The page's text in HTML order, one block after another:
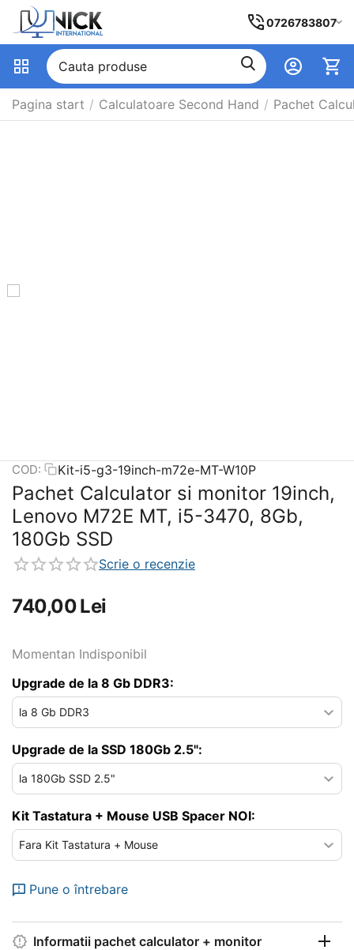
0726783807
Pagina start / Calculatoare Second Hand / Pachet
COD: Kit-i5-g3-19inch-m72e-MT-W10P
Pachet Calculator si monitor 19inch,
Lenovo M72E MT, i5-3470, 8Gb,
180Gb SSD
Scrie o recenzie
740,00Lei
Momentan Indisponibil
Upgrade de la 8 Gb DDR3:
Upgrade de la SSD 180Gb 2.5":
Kit Tastatura + Mouse USB Spacer NOI:
Pune o întrebare
Informatii pachet calculator + monitor